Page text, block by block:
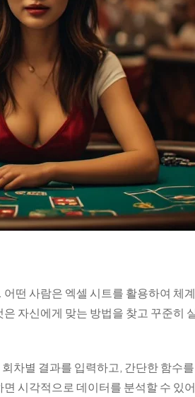
떤 사람은 엑셀 시트를 활용하여 체
자신에게 맞는 방법을 찾고 꾸준히
차별 결과를 입력하고, 간단한 함수
시각적으로 데이터를 분석할 수 있